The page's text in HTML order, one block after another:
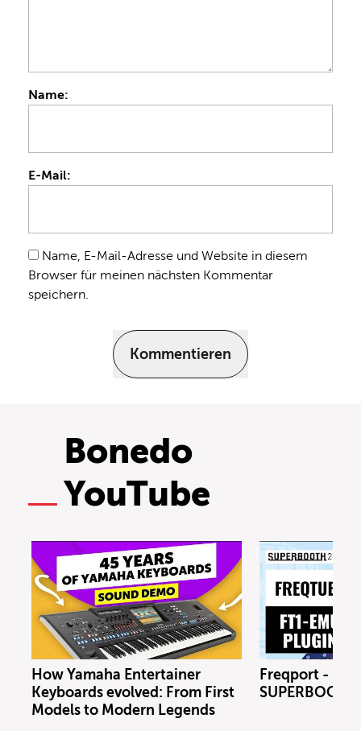
Name:
E-Mail:
Name, E-Mail-Adresse und Website in diesem
Browser für meinen nächsten Kommentar
speichern.
Kommentieren
Bonedo
YouTube
How Yamaha Entertainer
Keyboards evolved: From First
Models to Modern Legends
Freqport -